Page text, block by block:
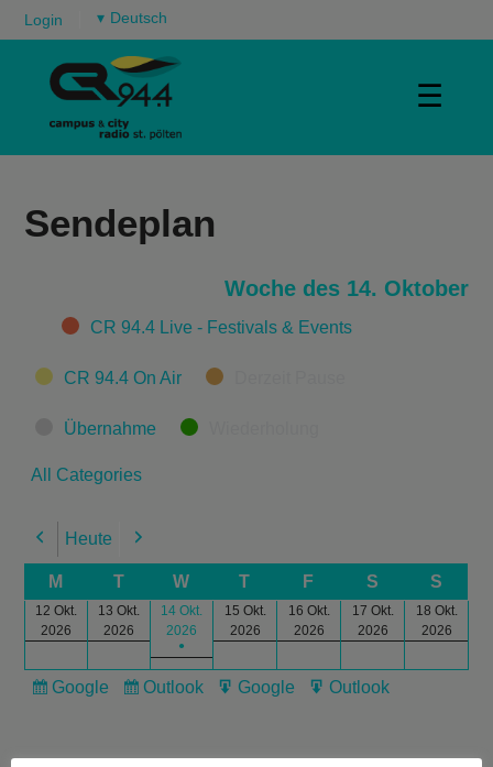
Login ▾
☰
Sendeplan
Woche des 14. Oktober
CategoriesCR 94.4 Live - Festivals & Events
CR 94.4 On Air
Übernahme
All Categories
Previous
Heute Next
M T W T F S S
12 Okt.
2026
13 Okt.
2026
14 Okt.
2026
●
15 Okt.
2026
16 Okt.
2026
17 Okt.
2026
18 Okt.
2026
Subscribe
Google
Subscribe
Outlook
Export
Google
Export
Outlook